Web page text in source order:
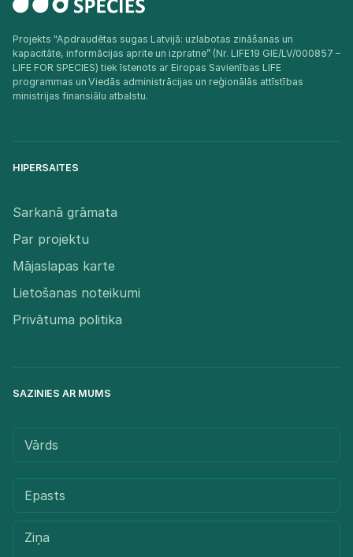
Projekts "Apdraudētas sugas Latvijā: uzlabotas zināšanas un
kapacitāte, informācijas aprite un izpratne” (Nr. LIFE19 GIE/LV/000857 –
LIFE FOR SPECIES) tiek īstenots ar Eiropas Savienības LIFE
programmas un Viedās administrācijas un reģionālās attīstības
ministrijas finansiālu atbalstu.​
HIPERSAITES
Sarkanā grāmata
Par projektu
Mājaslapas karte
Lietošanas noteikumi
Privātuma politika
SAZINIES AR MUMS